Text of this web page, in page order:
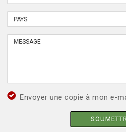
Envoyer une copie à mon e-